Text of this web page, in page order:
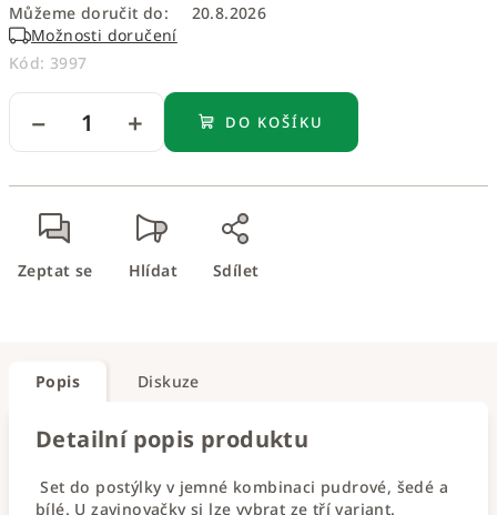
Můžeme doručit do:
20.8.2026
Možnosti doručení
Kód: 3997
+
− DO KOŠÍKU
Zeptat se Hlídat Sdílet
Popis Diskuze
Detailní popis produktu
Set do postýlky v jemné kombinaci pudrové, šedé a
bílé. U zavinovačky si lze vybrat ze tří variant.